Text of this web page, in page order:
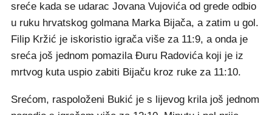
sreće kada se udarac Jovana Vujovića od grede odbio
u ruku hrvatskog golmana Marka Bijača, a zatim u gol.
Filip Kržić je iskoristio igrača više za 11:9, a onda je
sreća još jednom pomazila Đuru Radovića koji je iz
mrtvog kuta uspio zabiti Bijaču kroz ruke za 11:10.
Srećom, raspoloženi Bukić je s lijevog krila još jednom